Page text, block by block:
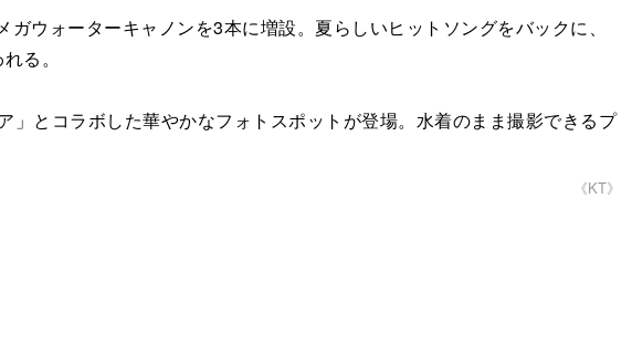
ォーターキャノンを3本に増設。夏らしいヒットソングをバックに、
る。
とコラボした華やかなフォトスポットが登場。水着のまま撮影できるプ
《KT》